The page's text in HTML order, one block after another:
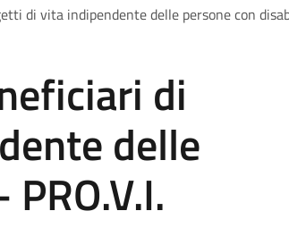
di vita indipendente delle persone con
di
delle